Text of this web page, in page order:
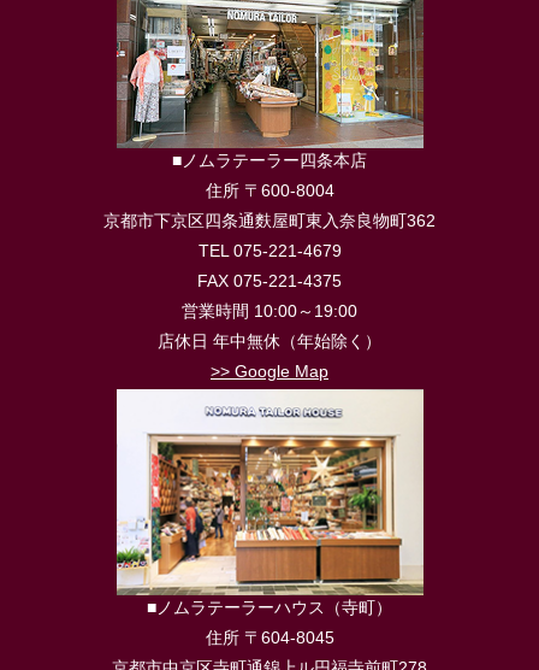
■ノムラテーラー四条本店
住所 〒600-8004
京都市下京区四条通麩屋町東入奈良物町362
TEL 075-221-4679
FAX 075-221-4375
営業時間 10:00～19:00
店休日 年中無休（年始除く）
>> Google Map
■ノムラテーラーハウス（寺町）
住所 〒604-8045